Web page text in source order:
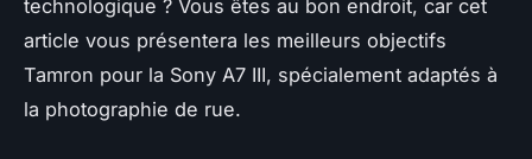
technologique ? Vous êtes au bon endroit, car cet
article vous présentera les meilleurs objectifs
Tamron pour la Sony A7 III, spécialement adaptés à
la photographie de rue.